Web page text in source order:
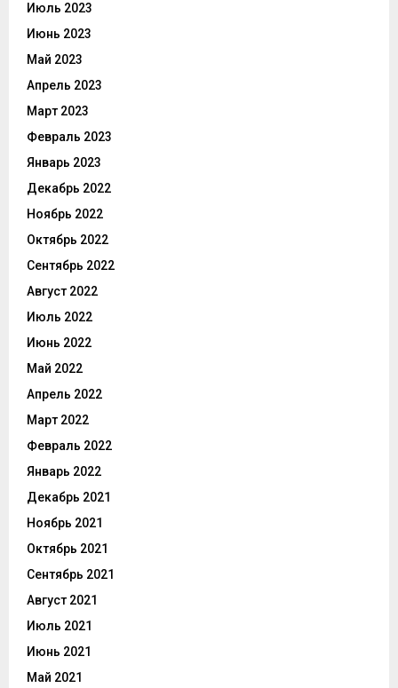
Июль 2023
Июнь 2023
Май 2023
Апрель 2023
Март 2023
Февраль 2023
Январь 2023
Декабрь 2022
Ноябрь 2022
Октябрь 2022
Сентябрь 2022
Август 2022
Июль 2022
Июнь 2022
Май 2022
Апрель 2022
Март 2022
Февраль 2022
Январь 2022
Декабрь 2021
Ноябрь 2021
Октябрь 2021
Сентябрь 2021
Август 2021
Июль 2021
Июнь 2021
Май 2021